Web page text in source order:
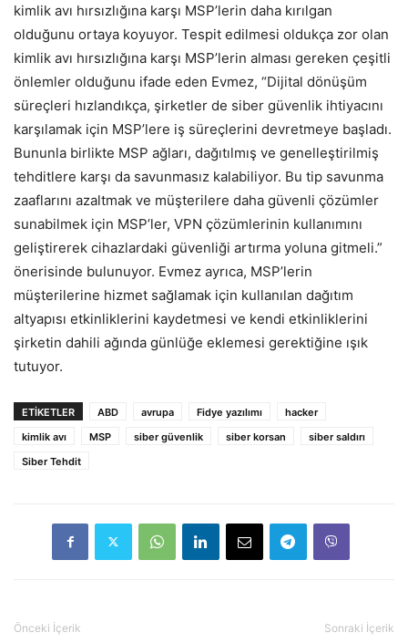
kimlik avı hırsızlığına karşı MSP’lerin daha kırılgan
olduğunu ortaya koyuyor. Tespit edilmesi oldukça zor olan
kimlik avı hırsızlığına karşı MSP’lerin alması gereken çeşitli
önlemler olduğunu ifade eden Evmez, “Dijital dönüşüm
süreçleri hızlandıkça, şirketler de siber güvenlik ihtiyacını
karşılamak için MSP’lere iş süreçlerini devretmeye başladı.
Bununla birlikte MSP ağları, dağıtılmış ve genelleştirilmiş
tehditlere karşı da savunmasız kalabiliyor. Bu tip savunma
zaaflarını azaltmak ve müşterilere daha güvenli çözümler
sunabilmek için MSP’ler, VPN çözümlerinin kullanımını
geliştirerek cihazlardaki güvenliği artırma yoluna gitmeli.”
önerisinde bulunuyor. Evmez ayrıca, MSP’lerin
müşterilerine hizmet sağlamak için kullanılan dağıtım
altyapısı etkinliklerini kaydetmesi ve kendi etkinliklerini
şirketin dahili ağında günlüğe eklemesi gerektiğine ışık
tutuyor.
ETIKETLER ABD avrupa Fidye yazılımı
hacker
kimlik avı
MSP siber güvenlik siber korsan
siber saldırı
Siber Tehdit
Önceki İçerik Sonraki İçerik